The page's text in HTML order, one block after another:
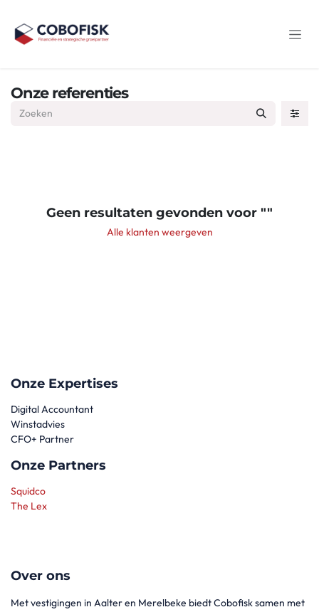
Onze referenties
Geen resultaten gevonden voor ""
Alle klanten weergeven
Onze Expertises
Digital Accountant
Winstadvies
CFO+ Partner
Onze Partners
Squidco
The Lex
Over ons
Met vestigingen in Aalter en Merelbeke biedt Cobofisk samen met